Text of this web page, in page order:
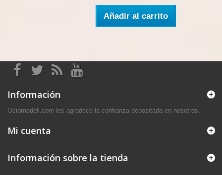
Añadir al carrito
Información
Ociomodell.com les agradece la confianza depositada en nosotros.
Mi cuenta
Información sobre la tienda